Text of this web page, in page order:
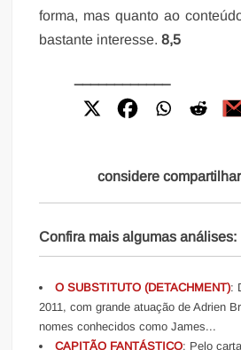
forma, mas quanto ao
bastante interesse. 8,5
considere
Confira mais algumas análises:
O SUBSTITUTO (DETACHMENT):
2011, com grande atuação de Adrien
nomes conhecidos como James...
CAPITÃO FANTÁSTICO: Pelo